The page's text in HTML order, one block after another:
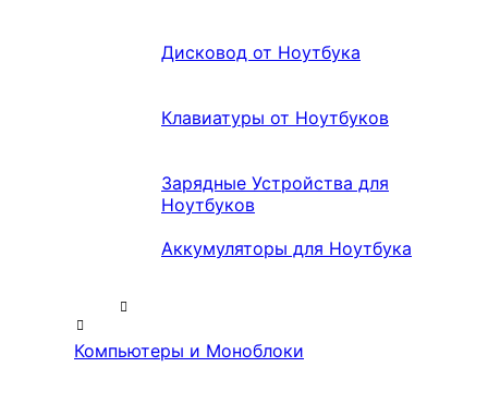
Дисковод от Ноутбука
Клавиатуры от Ноутбуков
Зарядные Устройства для
Ноутбуков
Аккумуляторы для Ноутбука
Компьютеры и Моноблоки